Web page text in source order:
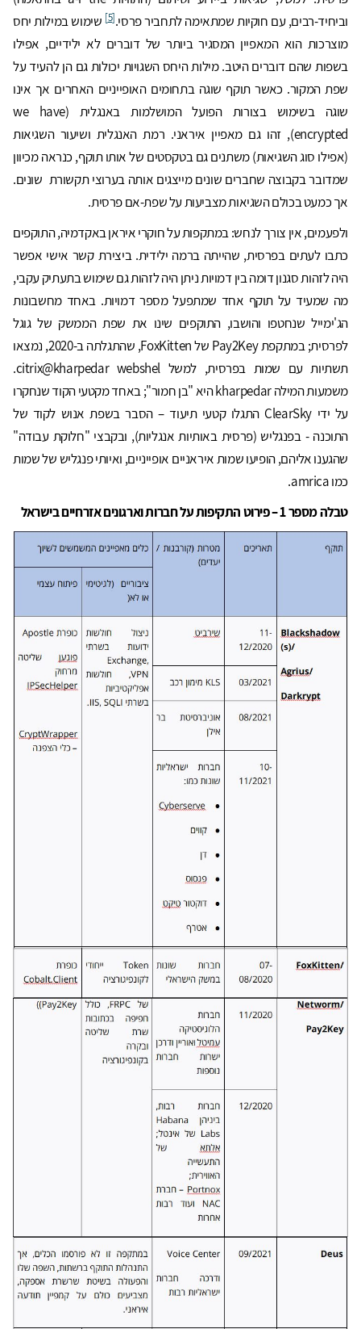
וביחיד-רבים, עם חוקיות שמתאימה לתחביר פרסי.[5] שימוש במילות יחס
מוצרכות הוא המאפיין המסגיר ביותר של דוברים לא ילידיים, אפילו
בשפות שהם דוברים היטב. מילות היחס השגויות יכולות גם הן להעיד על
שפת המקור. כאשר תוקף שוגה בתחומים האופייניים האחרים אך אינו
שוגה בשימוש בצורות הפועל המושלמות באנגלית (we have
encrypted), זהו גם מאפיין איראני. רמת האנגלית ושיעור השגיאות
(אפילו סוג השגיאות) משתנים גם בטקסטים של אותו תוקף, כנראה מכיוון
שמדובר בקבוצה שחברים שונים מייצגים אותה בערוצי תקשורת שונים.
אך כמעט בכולם השגיאות מצביעות על שפת-אם פרסית.
ולפעמים, אין צורך לנחש: במתקפות על חוקרי איראן באקדמיה, התוקפים
כתבו לעתים בפרסית, שהייתה ברמה ילידית. ביצירת קשר אישי אפשר
היה לזהות סגנון דומה בין דמויות ניתן היה לזהות גם שימוש בתעתיק עקבי,
מה שמעיד על תוקף אחד שמתפעל מספר דמויות. באחד מחשבונות
הג'ימייל שנחטפו והושבו, התוקפים שינו את שפת הממשק של גוגל
לפרסית; במתקפת Pay2Key של FoxKitten, שהתגלתה ב-2020, נמצאו
תשתיות עם שמות בפרסית, למשל citrix@kharpedar webshel.
משמעות המילה kharpedar היא "בן חמור"; באחד מקטעי הקוד שנחקרו
על ידי ClearSky התגלו קטעי תיעוד – הסבר בשפת אנוש לקוד של
התוכנה - בפנגליש (פרסית באותיות אנגליות), ובקבצי "חלוקת עבודה"
שהגענו אליהם, הופיעו שמות איראניים אופייניים, ואיותי פנגליש של שמות
כמו amrica.
טבלה מספר 1 – פירוט התקיפות על חברות וארגונים אזרחיים בישראל